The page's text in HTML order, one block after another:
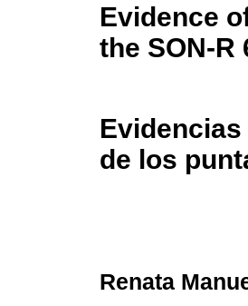
Evidence
the SON-R
de los
Renata